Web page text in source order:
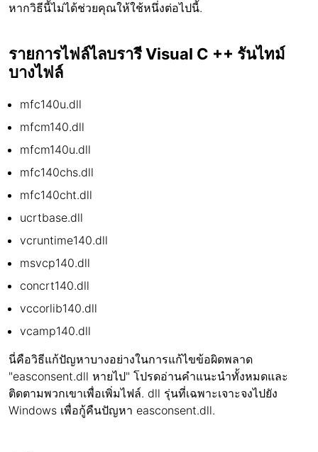
หากวิธีนี้ไม่ได้ช่วยคุณให้ใช้หนึ่งต่อไปนี้.
รายการไฟล์ไลบรารี Visual C ++ รันไทม์
บางไฟล์
mfc140u.dll
mfcm140.dll
mfcm140u.dll
mfc140chs.dll
mfc140cht.dll
ucrtbase.dll
vcruntime140.dll
msvcp140.dll
concrt140.dll
vccorlib140.dll
vcamp140.dll
นี่คือวิธีแก้ปัญหาบางอย่างในการแก้ไขข้อผิดพลาด
"easconsent.dll หายไป" โปรดอ่านคำแนะนำทั้งหมดและ
ติดตามพวกเขาเพื่อเพิ่มไฟล์. dll รุ่นที่เฉพาะเจาะจงไปยัง
Windows เพื่อกู้คืนปัญหา easconsent.dll.